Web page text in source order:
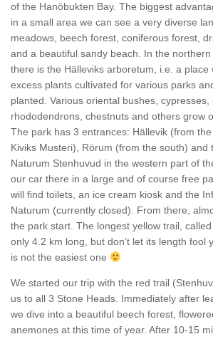
of the Hanöbukten Bay. The biggest
in a small area we can see a very diverse
meadows, beech forest, coniferous forest,
and a beautiful sandy beach. In the
there is the Hälleviks arboretum, i.e. a place
excess plants cultivated for various parks
planted. Various oriental bushes, cypresses,
rhododendrons, chestnuts and others grow
The park has 3 entrances: Hällevik (from
Kiviks Musteri), Rörum (from the south) and
Naturum Stenhuvud in the western part of
our car there in a large and of course free
will find toilets, an ice cream kiosk and the
Naturum (currently closed). From there,
the park start. The longest yellow trail,
only 4.2 km long, but don’t let its length fool
is not the easiest one
We started our trip with the red trail
us to all 3 Stone Heads. Immediately after
we dive into a beautiful beech forest,
anemones at this time of year. After 10-15